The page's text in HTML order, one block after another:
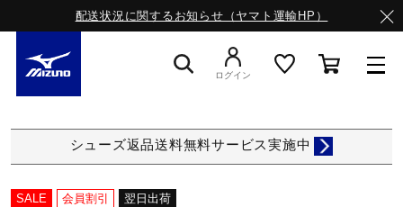
配送状況に関するお知らせ（ヤマト運輸HP）
スニーカー
ライフスタイルウエア
ログイン
シューズ返品送料無料サービス実施中
SALE 会員割引 翌日出荷